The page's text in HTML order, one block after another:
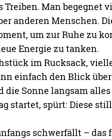
Man begegnet
anderen Menschen.
um zur Ruhe zu
Energie zu tanken.
im Rucksack,
einfach den Blick
die Sonne langsam
startet, spürt: Diese
schwerfällt – das